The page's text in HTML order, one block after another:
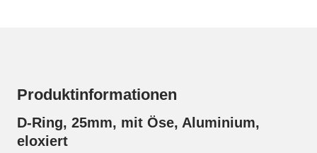
Produktinformationen
D-Ring, 25mm, mit Öse, Aluminium,
eloxiert